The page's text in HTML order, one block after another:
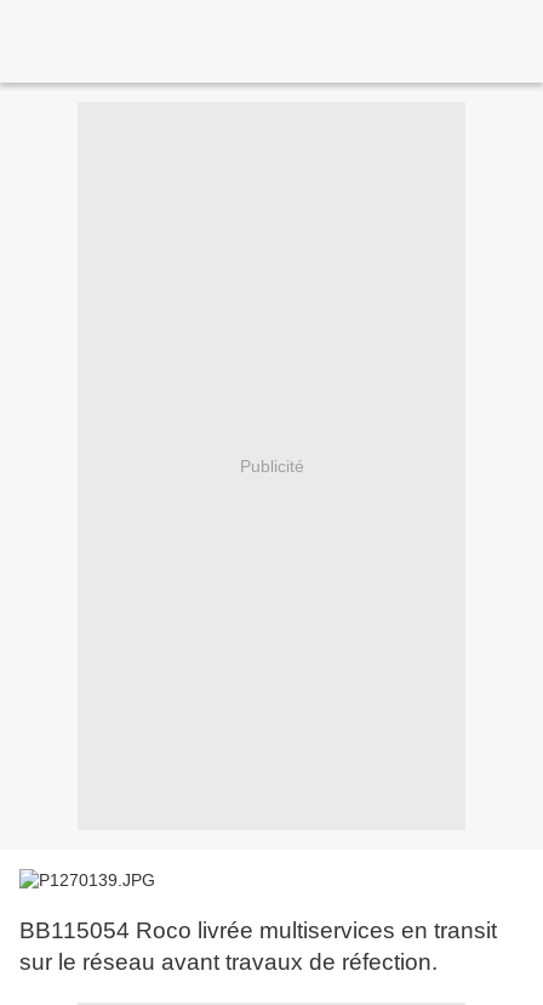
Publicité
BB115054 Roco livrée multiservices en transit
sur le réseau avant travaux de réfection.